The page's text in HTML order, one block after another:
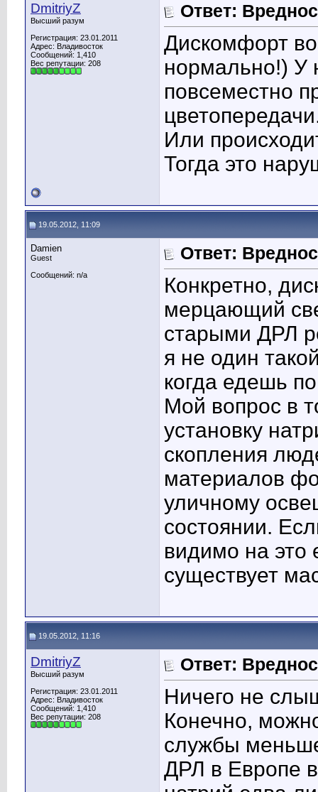
DmitriyZ
Высший разум
Регистрация: 23.01.2011
Адрес: Владивосток
Сообщений: 1,410
Вес репутации: 208
Ответ:
Дискомфорт
нормально!) У
повсеместно
Или
Тогда это
19.05.2012, 11:09
Damien
Guest
Сообщений: n/a
Ответ:
Конкретно,
мерцающий
старыми ДРЛ
я не один
когда едешь
Мой вопрос в
установку
скопления
материалов
уличному
состоянии.
видимо на это
существует
19.05.2012, 11:16
DmitriyZ
Высший разум
Регистрация: 23.01.2011
Адрес: Владивосток
Сообщений: 1,410
Вес репутации: 208
Ответ:
Ничего не
Конечно,
службы
ДРЛ в Европе